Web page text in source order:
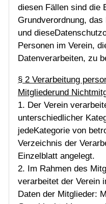
diesen Fällen sind die
Grundverordnung,
und
Personen im Verein,
Datenverarbeiten, zu
§ 2 Verarbeitung
Mitgliederund
1. Der Verein
unterschiedlicher
jedeKategorie von
Verzeichnis der
Einzelblatt angelegt.
2. Im Rahmen des
verarbeitet der Verein
Daten der Mitglieder: